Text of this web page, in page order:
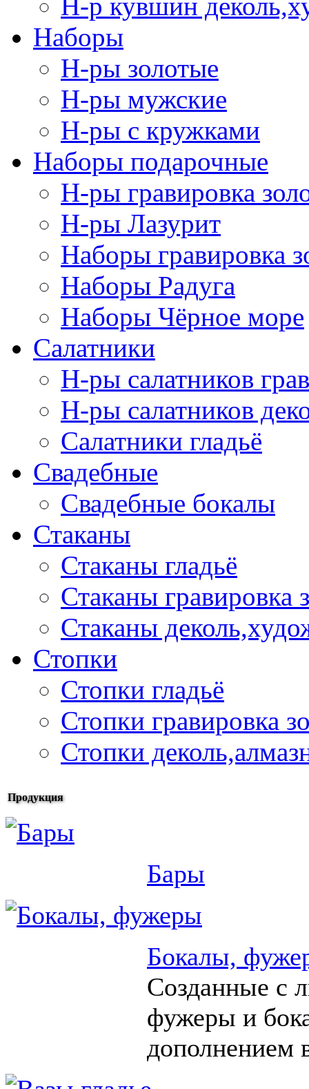
Наборы
Н-ры золотые
Н-ры мужские
Н-ры с кружками
Наборы подарочные
Н-ры гравировка
Н-ры Лазурит
Наборы гравировка
Наборы Радуга
Наборы Чёрное море
Салатники
Н-ры салатников
Н-ры салатников
Салатники гладьё
Свадебные
Свадебные бокалы
Стаканы
Стаканы гладьё
Стаканы гравировка
Стаканы
Стопки
Стопки гладьё
Стопки гравировка
Стопки
Продукция
Бары
Бокалы,
Созданные с
фужеры и
дополнением